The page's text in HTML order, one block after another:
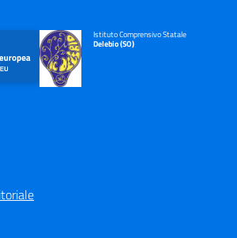
Istituto Comprensivo Statale
Delebio (SO)